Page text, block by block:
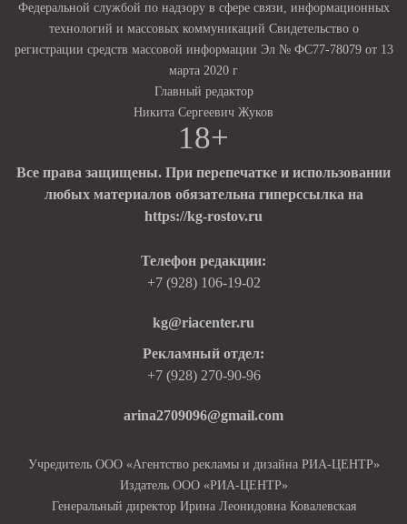
Федеральной службой по надзору в сфере связи, информационных
технологий и массовых коммуникаций Свидетельство о
регистрации средств массовой информации Эл № ФС77-78079 от 13
марта 2020 г
Главный редактор
Никита Сергеевич Жуков
18+
Все права защищены. При перепечатке и использовании
любых материалов обязательна гиперссылка на
https://kg-rostov.ru
Телефон редакции:
+7 (928) 106-19-02
kg@riacenter.ru
Рекламный отдел:
+7 (928) 270-90-96
arina2709096@gmail.com
Учредитель ООО «Агентство рекламы и дизайна РИА-ЦЕНТР»
Издатель ООО «РИА-ЦЕНТР»
Генеральный директор Ирина Леонидовна Ковалевская